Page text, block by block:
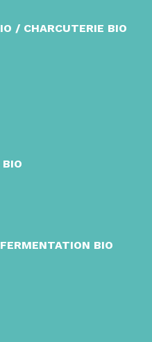
/ CHARCUTERIE BIO
BIO